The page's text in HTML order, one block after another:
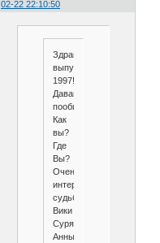
02-22 22:10:50
Здравствуйте,
выпускники
1997!
Давайте
пообщаемся.
Как
вы?
Где
Вы?
Очень
интересует
судьба
Вики
Сурядной,
Анны